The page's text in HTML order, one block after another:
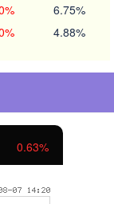
6.75%
4.88%
8.81